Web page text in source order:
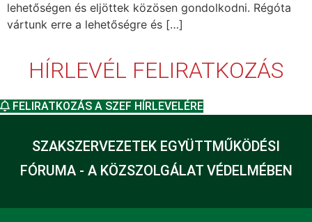
lehetőségen és eljöttek közösen gondolkodni. Régóta
vártunk erre a lehetőségre és […]
HÍRLEVÉL FELIRATKOZÁS
FELIRATKOZÁS A SZEF HÍRLEVELÉRE
SZAKSZERVEZETEK EGYÜTTMŰKÖDÉSI
FÓRUMA - A KÖZSZOLGÁLAT VÉDELMÉBEN